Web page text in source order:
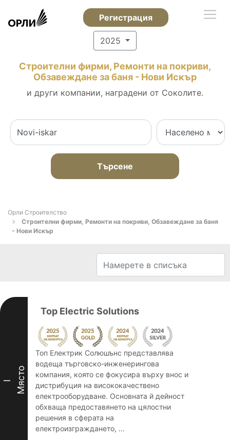
Регистрация
2025
Строителни фирми, Ремонти на покриви,
Обзавеждане за баня - Нови Искър
и други компании, наградени от Соколите.
Търсене
Орли Строителство
Строителни фирми, Ремонти на покриви, Обзавеждане за баня
- Нови Искър
I Място
Top Electric Solutions
Топ Електрик Солюшънс представлява
водеща търговско-инженерингова
компания, която се фокусира върху внос и
дистрибуция на висококачествено
електрооборудване. Основната й дейност
обхваща предоставянето на цялостни
решения в сферата на
електроизграждането, ...